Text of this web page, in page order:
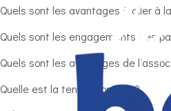
Quels sont les avantages à aller à
Quels sont les engagements des
Quels sont les avantages de
Quelle est la tenue à prévoir ?